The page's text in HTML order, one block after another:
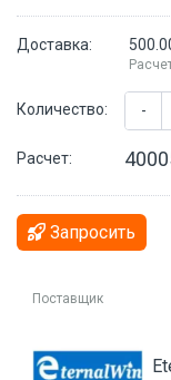
Доставка:
Количество: -
Расчет:
Запросить
Поставщик